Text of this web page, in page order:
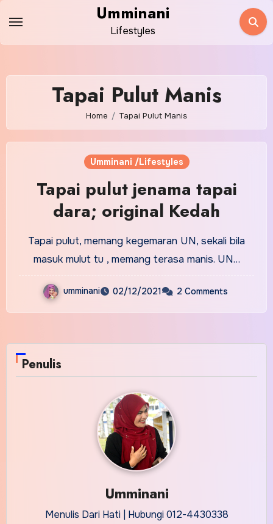
content
Umminani
Lifestyles
Tapai Pulut Manis
Home Tapai Pulut Manis
Umminani /Lifestyles
Tapai pulut jenama tapai
dara; original Kedah
Tapai pulut, memang kegemaran UN, sekali bila
masuk mulut tu , memang terasa manis. UN…
umminani 02/12/2021 2 Comments
Penulis
Umminani
Menulis Dari Hati | Hubungi 012-4430338